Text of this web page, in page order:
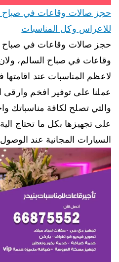
للاعراس وكل المناسبات
حجز صالات وقاعات في صباح
وقاعات في صباح السالم،
لاعظم المناسبات عند
عملنا على توفير افخم وارقى
والتي تصلح لكافة مناسباتك
على تجهيزها بكل ما تحتاج
السيارات المجانية عند